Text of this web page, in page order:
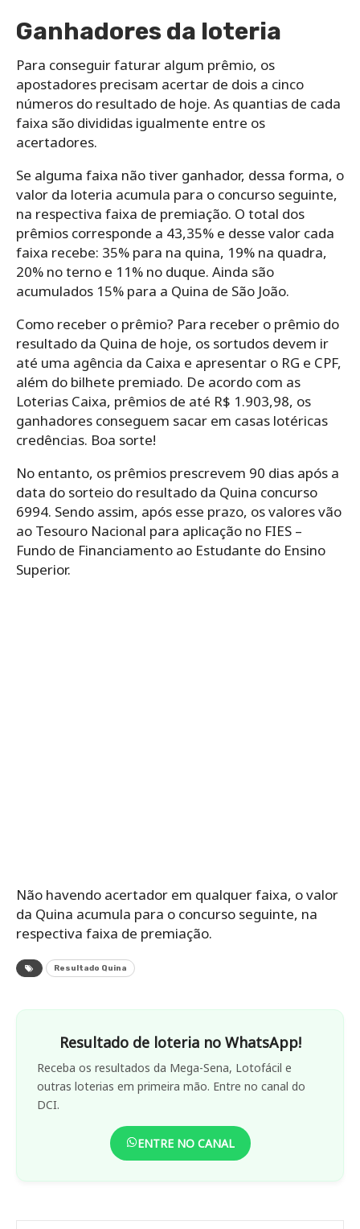
Ganhadores da loteria
Para conseguir faturar algum prêmio, os
apostadores precisam acertar de dois a cinco
números do resultado de hoje. As quantias de cada
faixa são divididas igualmente entre os
acertadores.
Se alguma faixa não tiver ganhador, dessa forma, o
valor da loteria acumula para o concurso seguinte,
na respectiva faixa de premiação. O total dos
prêmios corresponde a 43,35% e desse valor cada
faixa recebe: 35% para na quina, 19% na quadra,
20% no terno e 11% no duque. Ainda são
acumulados 15% para a Quina de São João.
Como receber o prêmio? Para receber o prêmio do
resultado da Quina de hoje, os sortudos devem ir
até uma agência da Caixa e apresentar o RG e CPF,
além do bilhete premiado. De acordo com as
Loterias Caixa, prêmios de até R$ 1.903,98, os
ganhadores conseguem sacar em casas lotéricas
credências. Boa sorte!
No entanto, os prêmios prescrevem 90 dias após a
data do sorteio do resultado da Quina concurso
6994. Sendo assim, após esse prazo, os valores vão
ao Tesouro Nacional para aplicação no FIES –
Fundo de Financiamento ao Estudante do Ensino
Superior.
Não havendo acertador em qualquer faixa, o valor
da Quina acumula para o concurso seguinte, na
respectiva faixa de premiação.
Resultado Quina
Resultado de loteria no WhatsApp!
Receba os resultados da Mega-Sena, Lotofácil e
outras loterias em primeira mão. Entre no canal do
DCI.
ENTRE NO CANAL